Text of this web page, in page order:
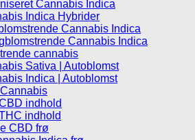
Cannabis Indica
Indica Hybrider
Cannabis Indica
Cannabis Indica
cannabis
Sativa | Autoblomst
Indica | Autoblomst
indhold
indhold
CBD frø